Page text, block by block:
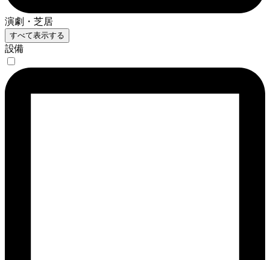
演劇・芝居
すべて表示する
設備